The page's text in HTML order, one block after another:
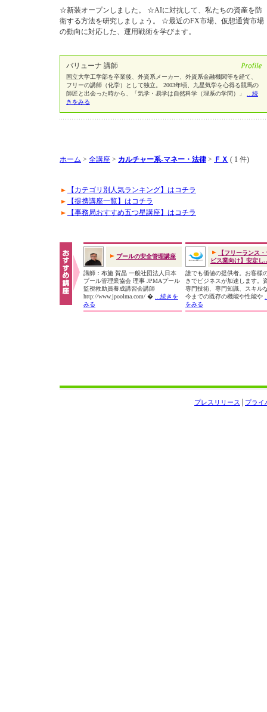
☆新装オープンしました。 ☆AIに対抗して、私たちの資産を防
衛する方法を研究しましょう。 ☆最近のFX市場、仮想通貨市場
の動向に対応した、運用戦術を学びます。
バリューナ 講師
国立大学工学部を卒業後、外資系メーカー、外資系金融機関等を経て、
フリーの講師（化学）として独立。 2003年頃、九星気学を心得る競馬の
師匠と出会った時から、「気学・易学は自然科学（理系の学問）」
...続
きをみる
ホーム > 全講座 > カルチャー系-マネー・法律> ＦＸ ( 1 件)
【カテゴリ別人気ランキング】はコチラ
【提携講座一覧】はコチラ
【事務局おすすめ五つ星講座】はコチラ
プールの安全管理講座
講師：布施 賀晶 一般社団法人日本
プール管理業協会 理事 JPMAプール
監視救助員養成講習会講師
http://www.jpoolma.com/ �
...続きを
みる
【フリーランス
ビス業向け】安定し
誰でも価値の提供者。お客様
きでビジネスが加速します。
専門技術、専門知識、スキル
今までの既存の機能や性能や
をみる
プライ
プレスリリース